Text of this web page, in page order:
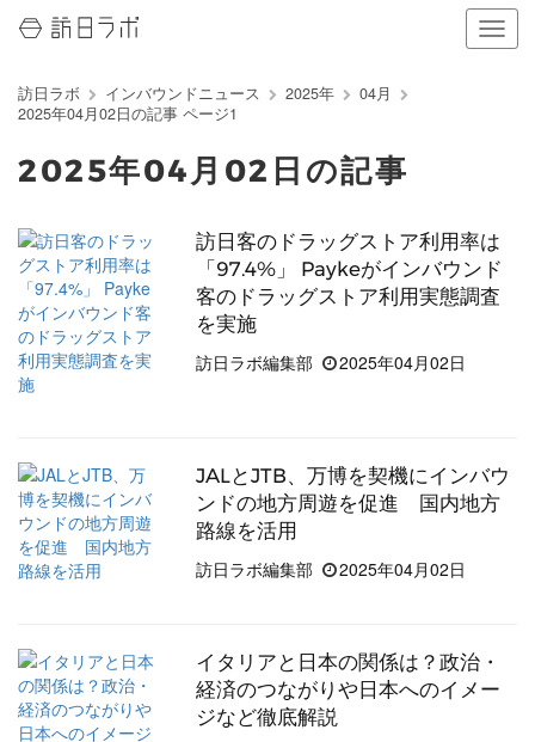
ナ
ビ
示
を
切
訪日ラボ インバウンドニュース 2025年
04月
2025年04月02日の記事 ページ1
2025年04月02日の記事
訪日客のドラッグストア利用率は
「97.4%」 Paykeがインバウンド
客のドラッグストア利用実態調査
を実施
訪日ラボ編集部
2025年04月02日
JALとJTB、万博を契機にインバウ
ンドの地方周遊を促進 国内地方
路線を活用
訪日ラボ編集部
2025年04月02日
イタリアと日本の関係は？政治・
経済のつながりや日本へのイメー
ジなど徹底解説